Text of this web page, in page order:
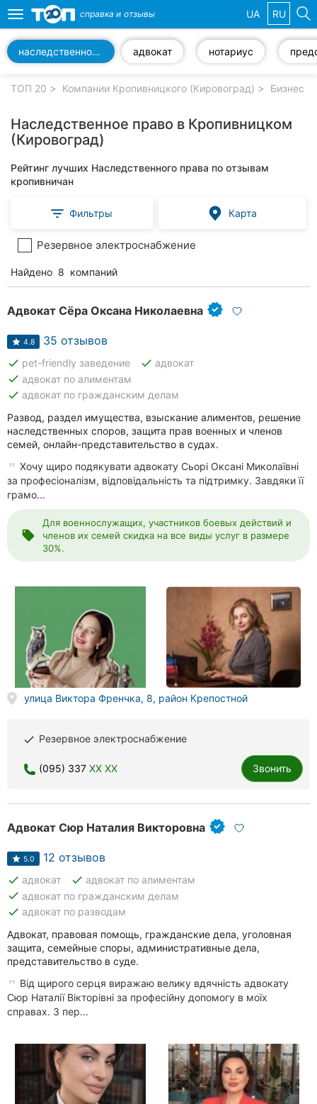
компании
рубрики:
клиники
Ветеринарные
клиники
Все
рубрики
Все
города:
Кропивницкий
Винница
Житомир
Хмельницкий
Ровно
Киев
Харьков
Запорожье
Днепр
Львов
Кривой
Рог
Николаев
Херсон
Полтава
Черкассы
Черновцы
Toggle
navigation
справка и отзывы UA RU
адвокат нотариус
наследственное право
ТОП 20 Компании Кропивницкого (Кировоград) Бизнес
Наследственное право в Кропивницком
(Кировоград)
Рейтинг лучших Наследственного права по отзывам
кропивничан
Фильтры Карта
Резервное электроснабжение
Найдено 8 компаний
Адвокат Сёра Оксана Николаевна
4.8 35 отзывов
done pet-friendly заведение done адвокат
done адвокат по алиментам
done адвокат по гражданским делам
Развод, раздел имущества, взыскание алиментов, решение
наследственных споров, защита прав военных и членов
семей, онлайн-представительство в судах.
Хочу щиро подякувати адвокату Сьорі Оксані Миколаївні
за професіоналізм, відповідальність та підтримку. Завдяки її
грамо...
local_offer
Для военнослужащих, участников боевых действий и
членов их семей скидка на все виды услуг в размере
30%.
улица Виктора Френчка, 8, район Крепостной
done Резервное электроснабжение
(095) 337 XX XX Звонить
Адвокат Сюр Наталия Викторовна
5.0 12 отзывов
done адвокат done адвокат по алиментам
done адвокат по гражданским делам
done адвокат по разводам
Адвокат, правовая помощь, гражданские дела, уголовная
защита, семейные споры, административные дела,
представительство в суде.
Від щирого серця виражаю велику вдячність адвокату
Сюр Наталії Вікторівні за професійну допомогу в моїх
справах. З пер...